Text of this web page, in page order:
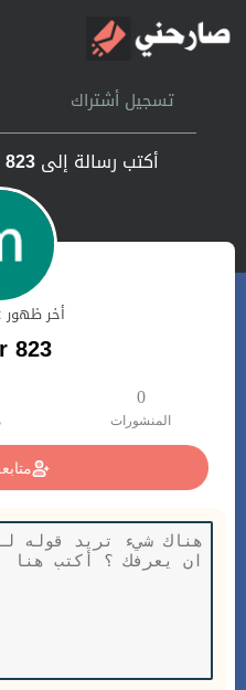
الرئيسيةتسجيل أشتراك
أكتب رسالة إلى
أخر ظهور :
823
0
المنشورات